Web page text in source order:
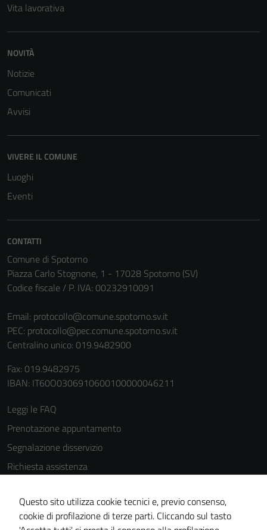
Vita lavorativa
NOVITÀ
Notizie
Comunicati
Avvisi
VIVERE IL COMUNE
Luoghi
Eventi
CONTATTI
Comune di Spotorno
Piazza Carlo Stognone, 1 - 17028 Spotorno (SV)
Codice fiscale / P. IVA: 00232910091
Email: protocollo@comune.spotorno.sv.it
PEC: protocollo@pec.comune.spotorno.sv.it
Centralino unico: 019.9482900
Fax: 019.9482975
IBAN: IT60O0306910600100000046211
Leggi le FAQ
Prenotazione appuntamento
Segnalazione disservizio
Richiesta assistenza
Informativa privacy
Cookie Policy
Questo sito utilizza cookie tecnici e, previo consenso,
cookie di profilazione di terze parti. Cliccando sul tasto
Questi cookie
sono necessari